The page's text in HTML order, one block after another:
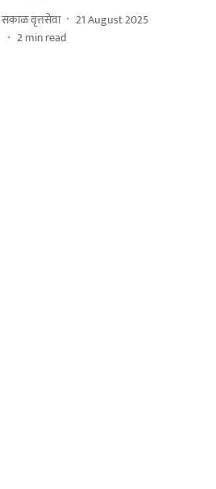
सकाळ वृत्तसेवा
21 August 2025
2min read